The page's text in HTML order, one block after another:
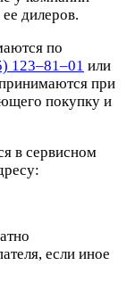
дилеров.
по
123–81–01 или
при
покупку и
в сервисном
если иное